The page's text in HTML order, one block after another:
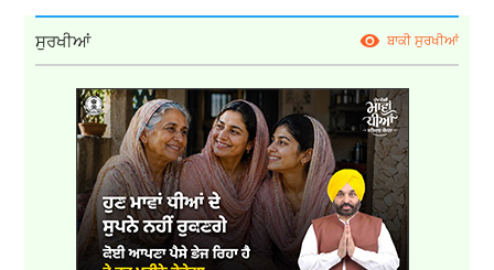
ਸੁਰਖੀਆਂ ਬਾਕੀ ਸੁਰਖੀਆਂ